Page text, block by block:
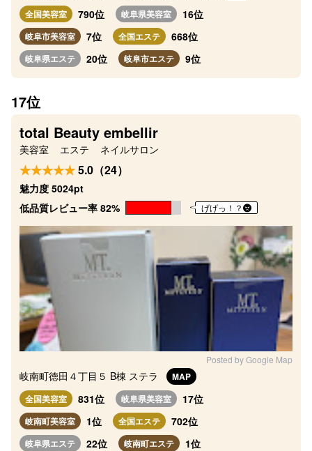
全国美容室
790位 岐阜県美容室 16位
岐阜市美容室 7位 全国エステ 668位
岐阜県エステ 20位 岐阜市エステ 9位
17位
total Beauty embellir
美容室 エステ ネイルサロン
5.0（24）
魅力度 5024pt
低品質レビュー率 82%
げげっ！？
Posted by Google Map
岐南町徳田４丁目５ B棟 ステラ
MAP
全国美容室
831位 岐阜県美容室 17位
岐南町美容室 1位 全国エステ 702位
岐阜県エステ 22位 岐南町エステ 1位